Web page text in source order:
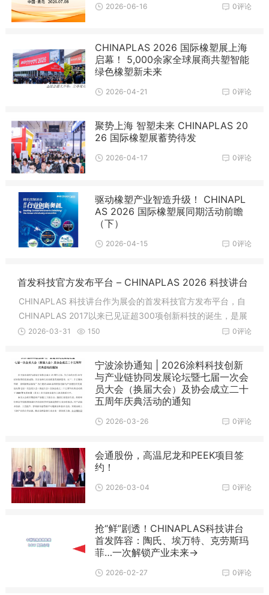
0评论
2026-06-16
CHINAPLAS 2026 国际橡塑展上海
启幕！ 5,000余家全球展商共塑智能
绿色橡塑新未来
0评论
2026-04-21
聚势上海 智塑未来 CHINAPLAS 20
26 国际橡塑展蓄势待发
0评论
2026-04-17
驱动橡塑产业智造升级！ CHINAPL
AS 2026 国际橡塑展同期活动前瞻
（下）
0评论
2026-04-15
首发科技官方发布平台 – CHINAPLAS 2026 科技讲台
CHINAPLAS 科技讲台作为展会的首发科技官方发布平台，自
CHINAPLAS 2017以来已见证超300项创新科技的诞生，是展
会中不可或缺的科技盛事。本届科技讲台将呈现超40项首发及
0评论
2026-03-31 150
宁波涂协通知 | 2026涂料科技创新
与产业链协同发展论坛暨七届一次会
员大会（换届大会）及协会成立二十
五周年庆典活动的通知
0评论
2026-03-26
会通股份，高温尼龙和PEEK项目签
约！
0评论
2026-03-04
抢“鲜”剧透！CHINAPLAS科技讲台
首发阵容：陶氏、埃万特、克劳斯玛
菲…一次解锁产业未来→
0评论
2026-02-27